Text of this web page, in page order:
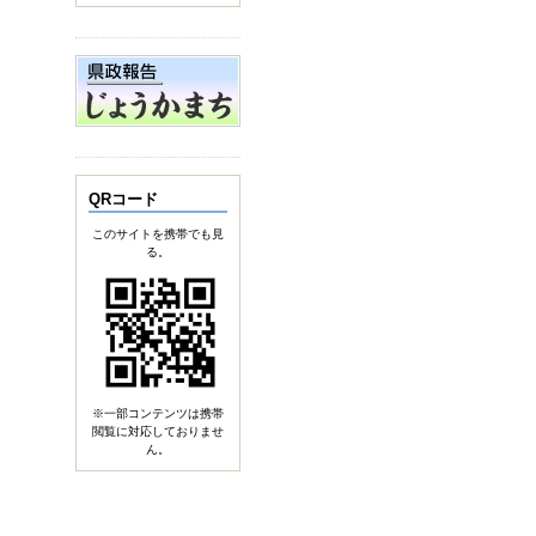
QRコード
このサイトを携帯でも見
る。
※一部コンテンツは携帯
閲覧に対応しておりませ
ん。